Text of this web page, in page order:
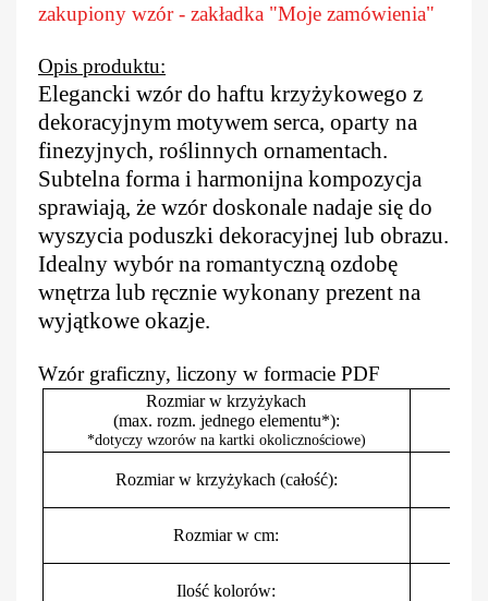
zakupiony wzór - zakładka "Moje zamówienia"
Opis produktu:
Elegancki wzór do haftu krzyżykowego z
dekoracyjnym motywem serca, oparty na
finezyjnych, roślinnych ornamentach.
Subtelna forma i harmonijna kompozycja
sprawiają, że wzór doskonale nadaje się do
wyszycia poduszki dekoracyjnej lub obrazu.
Idealny wybór na romantyczną ozdobę
wnętrza lub ręcznie wykonany prezent na
wyjątkowe okazje.
Wzór graficzny, liczony w formacie PDF
Rozmiar w krzyżykach
(max. rozm. jednego elementu*):
*dotyczy wzorów na kartki okolicznościowe)
Rozmiar w krzyżykach (całość):
Rozmiar w cm:
Ilość kolorów: